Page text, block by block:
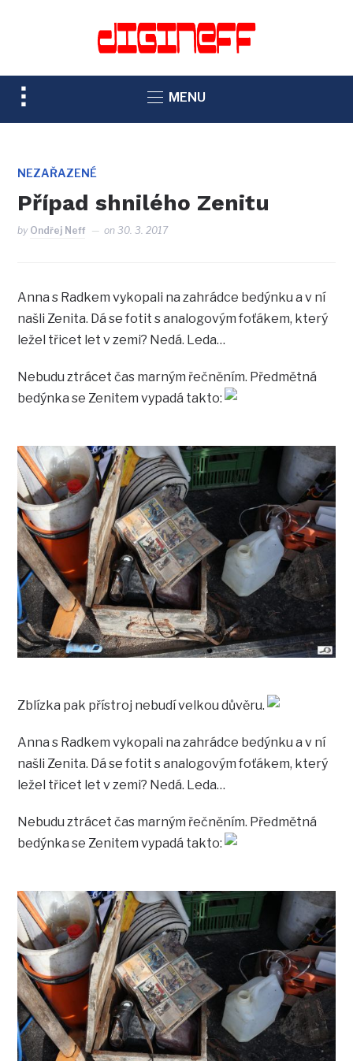
TOGGLE
SIDEBAR
NAVIGATION
MENU
NEZAŘAZENÉ
Případ shnilého Zenitu
by Ondřej Neff on30. 3. 2017
Anna s Radkem vykopali na zahrádce bedýnku a v ní
našli Zenita. Dá se fotit s analogovým foťákem, který
ležel třicet let v zemi? Nedá. Leda…
Nebudu ztrácet čas marným řečněním. Předmětná
bedýnka se Zenitem vypadá takto:
Zblízka pak přístroj nebudí velkou důvěru.
Anna s Radkem vykopali na zahrádce bedýnku a v ní
našli Zenita. Dá se fotit s analogovým foťákem, který
ležel třicet let v zemi? Nedá. Leda…
Nebudu ztrácet čas marným řečněním. Předmětná
bedýnka se Zenitem vypadá takto: